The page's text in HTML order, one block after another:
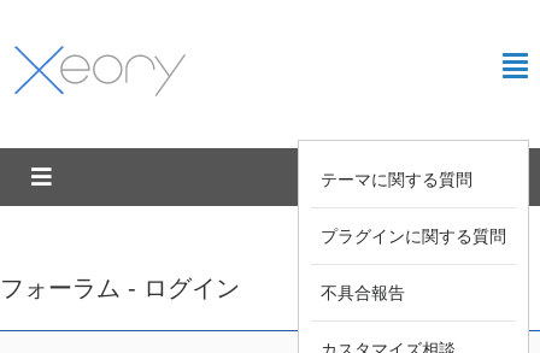
テーマに関する質問
プラグインに関する質問
不具合報告
フォーラム - ログイン